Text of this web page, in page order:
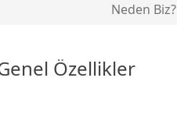
Neden Biz?
Özellikler